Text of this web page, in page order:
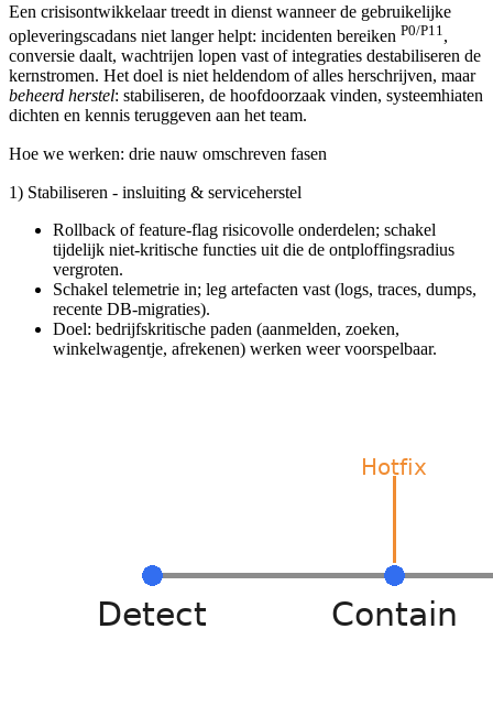
Een crisisontwikkelaar treedt in dienst wanneer de gebruikelijke
opleveringscadans niet langer helpt: incidenten bereiken P0/P11 ,
conversie daalt, wachtrijen lopen vast of integraties destabiliseren de
kernstromen. Het doel is niet heldendom of alles herschrijven, maar
beheerd herstel: stabiliseren, de hoofdoorzaak vinden, systeemhiaten
dichten en kennis teruggeven aan het team.
Hoe we werken: drie nauw omschreven fasen
1) Stabiliseren - insluiting & serviceherstel
Rollback of feature-flag risicovolle onderdelen; schakel
tijdelijk niet-kritische functies uit die de ontploffingsradius
vergroten.
Schakel telemetrie in; leg artefacten vast (logs, traces, dumps,
recente DB-migraties).
Doel: bedrijfskritische paden (aanmelden, zoeken,
winkelwagentje, afrekenen) werken weer voorspelbaar.